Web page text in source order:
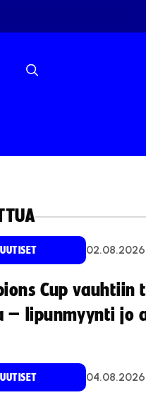
UUTISET 02.08.2026
Cup vauhtiin
– lipunmyynti jo
UUTISET 04.08.2026